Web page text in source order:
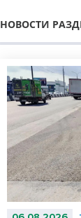
НОВОСТИ